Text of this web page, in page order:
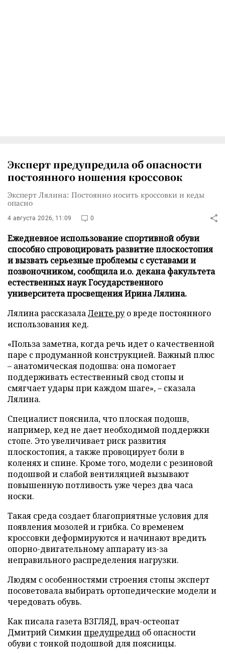
Эксперт предупредила об опасности
постоянного ношения кроссовок
Эксперт Лялина: Постоянно носить кроссовки и кеды
опасно
4 августа 2026, 11:09 0
Ежедневное использование спортивной обуви
способно спровоцировать развитие плоскостопия
и вызвать серьезные проблемы с суставами и
позвоночником, сообщила и.о. декана факультета
естественных наук Государственного
университета просвещения Ирина Лялина.
Лялина рассказалаЛенте.руо вреде постоянного
использования кед.
«Польза заметна, когда речь идет о качественной
паре с продуманной конструкцией. Важный плюс
– анатомическая подошва: она помогает
поддерживать естественный свод стопы и
смягчает удары при каждом шаге», – сказала
Лялина.
Специалист пояснила, что плоская подошв,
например, кед не дает необходимой поддержки
стопе. Это увеличивает риск развития
плоскостопия, а также провоцирует боли в
коленях и спине. Кроме того, модели с резиновой
подошвой и слабой вентиляцией вызывают
повышенную потливость уже через два часа
носки.
Такая среда создает благоприятные условия для
появления мозолей и грибка. Со временем
кроссовки деформируются и начинают вредить
опорно-двигательному аппарату из-за
неправильного распределения нагрузки.
Людям с особенностями строения стопы эксперт
посоветовала выбирать ортопедические модели и
чередовать обувь.
Как писала газета ВЗГЛЯД, врач-остеопат
Дмитрий Симкин предупредил об опасности
обуви с тонкой подошвой для поясницы.